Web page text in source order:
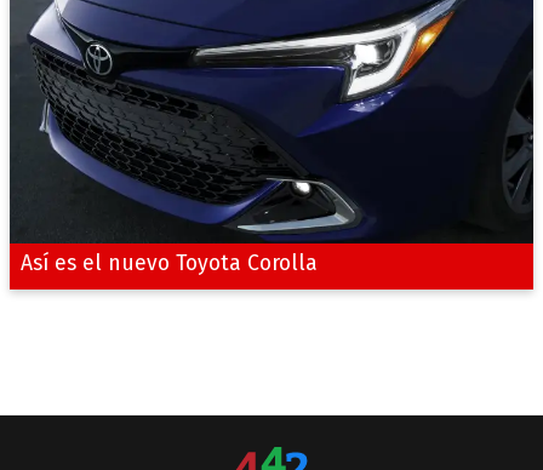
Así es el nuevo Toyota Corolla